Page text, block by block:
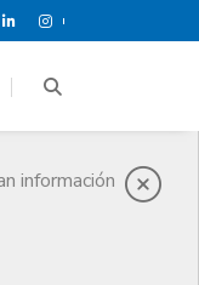
información